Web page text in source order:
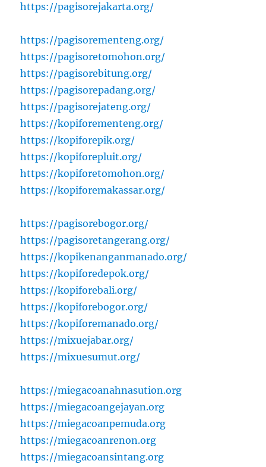
https://pagisorejakarta.org/
https://pagisorementeng.org/
https://pagisoretomohon.org/
https://pagisorebitung.org/
https://pagisorepadang.org/
https://pagisorejateng.org/
https://kopiforementeng.org/
https://kopiforepik.org/
https://kopiforepluit.org/
https://kopiforetomohon.org/
https://kopiforemakassar.org/
https://pagisorebogor.org/
https://pagisoretangerang.org/
https://kopikenanganmanado.org/
https://kopiforedepok.org/
https://kopiforebali.org/
https://kopiforebogor.org/
https://kopiforemanado.org/
https://mixuejabar.org/
https://mixuesumut.org/
https://miegacoanahnasution.org
https://miegacoangejayan.org
https://miegacoanpemuda.org
https://miegacoanrenon.org
https://miegacoansintang.org